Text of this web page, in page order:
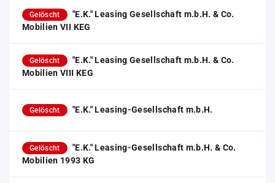
Gelöscht
"E.K." Leasing Gesellschaft m.b.H. & Co.
Mobilien VII KEG
Gelöscht
"E.K." Leasing Gesellschaft m.b.H. & Co.
Mobilien VIII KEG
Gelöscht "E.K." Leasing-Gesellschaft m.b.H.
Gelöscht
"E.K." Leasing-Gesellschaft m.b.H. & Co.
Mobilien 1993 KG